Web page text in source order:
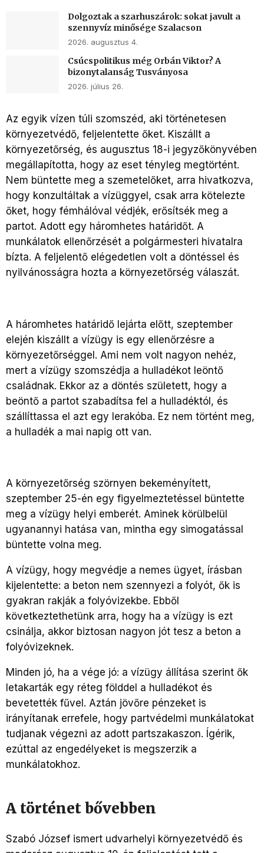
Dolgoztak a szarhuszárok: sokat javult a
szennyvíz minősége Szalacson
2026. augusztus 4.
Csúcspolitikus még Orbán Viktor? A
bizonytalanság Tusványosa
2026. július 26.
Az egyik vízen túli szomszéd, aki történetesen
környezetvédő, feljelentette őket. Kiszállt a
környezetőrség, és augusztus 18-i jegyzőkönyvében
megállapította, hogy az eset tényleg megtörtént.
Nem büntette meg a szemetelőket, arra hivatkozva,
hogy konzultáltak a vízüggyel, csak arra kötelezte
őket, hogy fémhálóval védjék, erősítsék meg a
partot. Adott egy háromhetes határidőt. A
munkálatok ellenőrzését a polgármesteri hivatalra
bízta. A feljelentő elégedetlen volt a döntéssel és
nyilvánosságra hozta a környezetőrség válaszát.
A háromhetes határidő lejárta előtt, szeptember
elején kiszállt a vízügy is egy ellenőrzésre a
környezetőrséggel. Ami nem volt nagyon nehéz,
mert a vízügy szomszédja a hulladékot leöntő
családnak. Ekkor az a döntés született, hogy a
beöntő a partot szabadítsa fel a hulladéktól, és
szállíttassa el azt egy lerakóba. Ez nem történt meg,
a hulladék a mai napig ott van.
A környezetőrség szörnyen bekeményített,
szeptember 25-én egy figyelmeztetéssel büntette
meg a vízügy helyi emberét. Aminek körülbelül
ugyanannyi hatása van, mintha egy simogatással
büntette volna meg.
A vízügy, hogy megvédje a nemes ügyet, írásban
kijelentette: a beton nem szennyezi a folyót, ők is
gyakran rakják a folyóvizekbe. Ebből
következtethetünk arra, hogy ha a vízügy is ezt
csinálja, akkor biztosan nagyon jót tesz a beton a
folyóvizeknek.
Minden jó, ha a vége jó: a vízügy állítása szerint ők
letakarták egy réteg földdel a hulladékot és
bevetették fűvel. Aztán jövőre pénzeket is
irányítanak errefele, hogy partvédelmi munkálatokat
tudjanak végezni az adott partszakaszon. Ígérik,
ezúttal az engedélyeket is megszerzik a
munkálatokhoz.
A történet bővebben
Szabó József ismert udvarhelyi környezetvédő és